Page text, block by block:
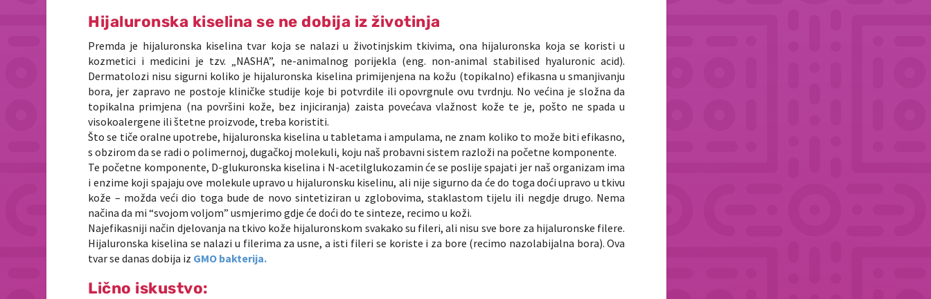
Hijaluronska kiselina se ne dobija iz životinja
Premda je hijaluronska kiselina tvar koja se nalazi u životinjskim tkivima, ona hijaluronska koja se koristi u
kozmetici i medicini je tzv. „NASHA”, ne-animalnog porijekla (eng. non-animal stabilised hyaluronic acid).
Dermatolozi nisu sigurni koliko je hijaluronska kiselina primijenjena na kožu (topikalno) efikasna u smanjivanju
bora, jer zapravo ne postoje kliničke studije koje bi potvrdile ili opovrgnule ovu tvrdnju. No većina je složna da
topikalna primjena (na površini kože, bez injiciranja) zaista povećava vlažnost kože te je, pošto ne spada u
visokoalergene ili štetne proizvode, treba koristiti.
Što se tiče oralne upotrebe, hijaluronska kiselina u tabletama i ampulama, ne znam koliko to može biti efikasno,
s obzirom da se radi o polimernoj, dugačkoj molekuli, koju naš probavni sistem razloži na početne komponente.
Te početne komponente, D-glukuronska kiselina i N-acetilglukozamin će se poslije spajati jer naš organizam ima
i enzime koji spajaju ove molekule upravo u hijaluronsku kiselinu, ali nije sigurno da će do toga doći upravo u tkivu
kože – možda veći dio toga budede novo sintetiziran u zglobovima, staklastom tijelu ili negdje drugo. Nema
načina da mi “svojom voljom” usmjerimo gdje će doći do te sinteze, recimo u koži.
Najefikasniji način djelovanja na tkivo kože hijaluronskom svakako su fileri, ali nisu sve bore za hijaluronske filere.
Hijaluronska kiselina se nalazi u filerima za usne, a isti fileri se koriste i za bore (recimo nazolabijalna bora). Ova
tvar se danas dobija iz GMO bakterija.
Lično iskustvo: